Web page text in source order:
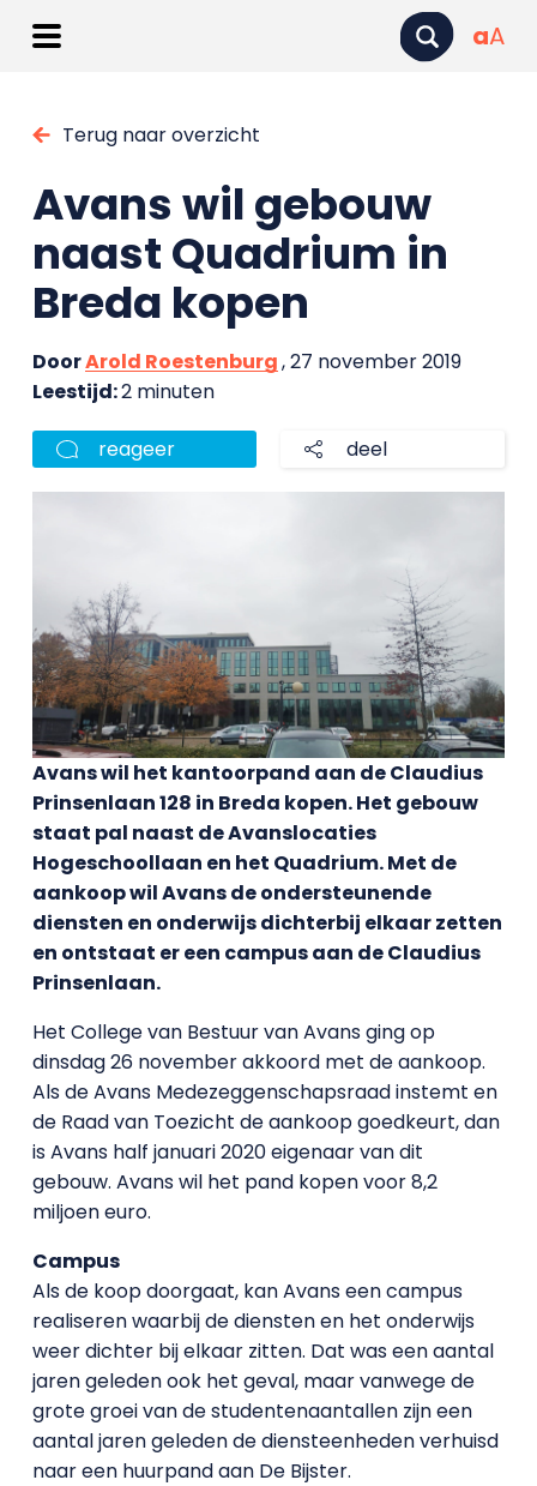
aA
Terug naar overzicht
Avans wil gebouw
naast Quadrium in
Breda kopen
DoorArold Roestenburg, 27 november 2019
Leestijd:2 minuten
reageer deel
Avans wil het kantoorpand aan de Claudius
Prinsenlaan 128 in Breda kopen. Het gebouw
staat pal naast de Avanslocaties
Hogeschoollaan en het Quadrium. Met de
aankoop wil Avans de ondersteunende
diensten en onderwijs dichterbij elkaar zetten
en ontstaat er een campus aan de Claudius
Prinsenlaan.
Het College van Bestuur van Avans ging op
dinsdag 26 november akkoord met de aankoop.
Als de Avans Medezeggenschapsraad instemt en
de Raad van Toezicht de aankoop goedkeurt, dan
is Avans half januari 2020 eigenaar van dit
gebouw. Avans wil het pand kopen voor 8,2
miljoen euro.
Campus
Als de koop doorgaat, kan Avans een campus
realiseren waarbij de diensten en het onderwijs
weer dichter bij elkaar zitten. Dat was een aantal
jaren geleden ook het geval, maar vanwege de
grote groei van de studentenaantallen zijn een
aantal jaren geleden de diensteenheden verhuisd
naar een huurpand aan De Bijster.